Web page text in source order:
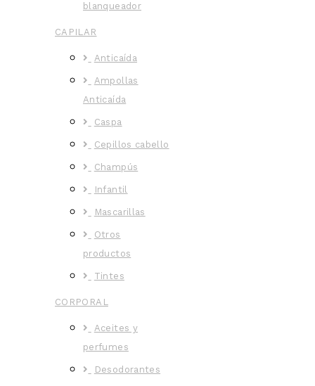
blanqueador
CAPILAR
Anticaída
Ampollas
Anticaída
Caspa
Cepillos cabello
Champús
Infantil
Mascarillas
Otros
productos
Tintes
CORPORAL
Aceites y
perfumes
Desodorantes